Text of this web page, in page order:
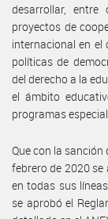
desarrollar,
proyectos de
internacional en el
políticas de
del derecho a la
el ámbito
programas
Que con la sanción
febrero de 2020 se
en todas sus
se aprobó el